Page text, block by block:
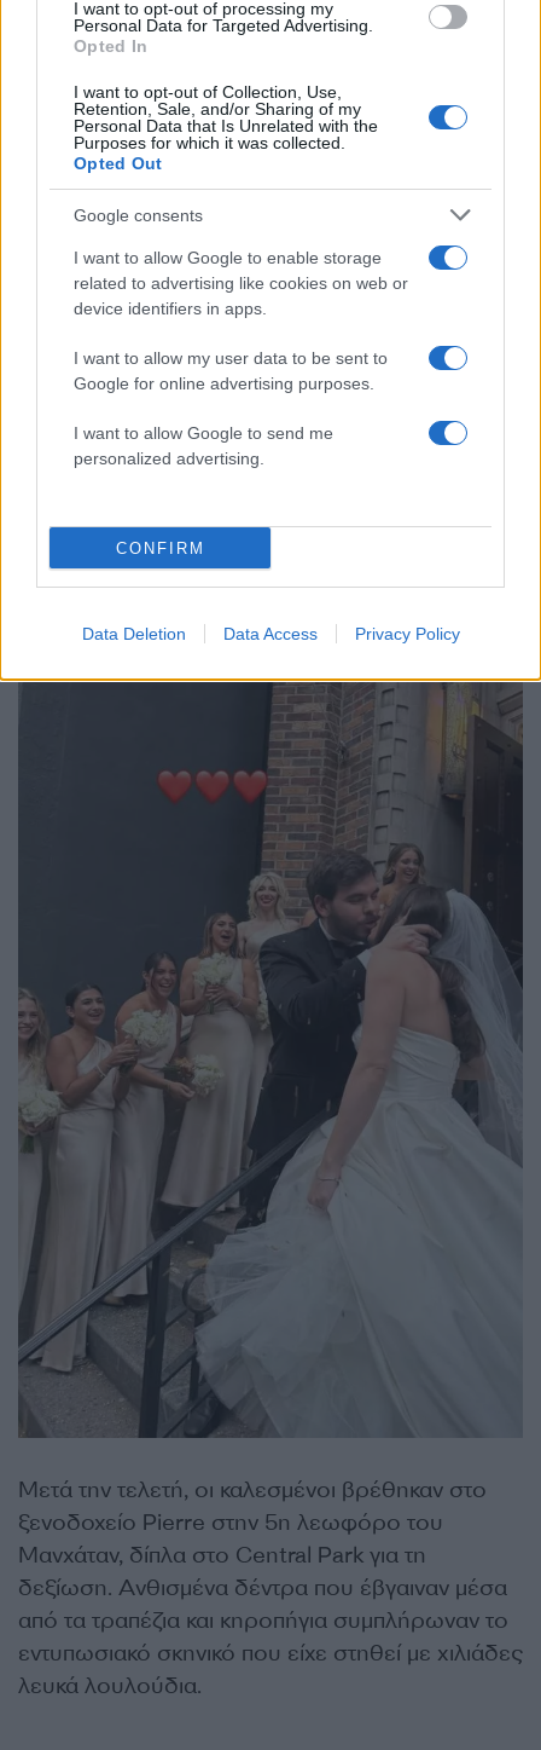
I want to opt-out of processing my
Personal Data for Targeted Advertising.
Opted In
I want to opt-out of Collection, Use,
Retention, Sale, and/or Sharing of my
Personal Data that Is Unrelated with the
Purposes for which it was collected.
Opted Out
Google consents
I want to allow Google to enable storage
related to advertising like cookies on web or
device identifiers in apps.
I want to allow my user data to be sent to
Google for online advertising purposes.
I want to allow Google to send me
personalized advertising.
CONFIRM
Data Deletion Data Access Privacy Policy
Στον ίδιο ναό της Αγίας Τριάδας είχε παντρευτεί
πριν από 36 χρόνια ο Τζον Κασιματίδης τη
σύζυγό του, Μάργκο. Ο γάμος έγινε σε στενό
κύκλο, καθώς πριν λίγες ημέρες η οικογένεια
επέλεξε να κάνει μια ανοιχτή δεξίωση για το
γεγονός. Ανάμεσα στους καλεσμένους ήταν οι
επιχειρηματίες Μάικλ Ψαρρός και Γιάννης
Μετά την τελετή, οι καλεσμένοι βρέθηκαν στο
ξενοδοχείο Pierre στην 5η λεωφόρο του
Μανχάταν, δίπλα στο Central Park για τη
δεξίωση. Ανθισμένα δέντρα που έβγαιναν μέσα
από τα τραπέζια και κηροπήγια συμπλήρωναν το
εντυπωσιακό σκηνικό που είχε στηθεί με χιλιάδες
λευκά λουλούδια.